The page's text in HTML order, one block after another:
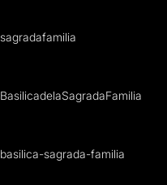
sagradafamilia
BasilicadelaSagradaFamilia
basilica-sagrada-familia